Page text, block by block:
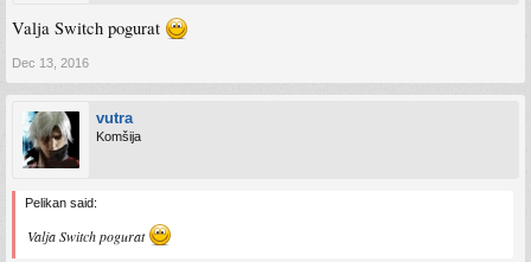
Valja Switch pogurat
Dec 13, 2016
vutra
Komšija
Pelikan said:
Valja Switch pogurat